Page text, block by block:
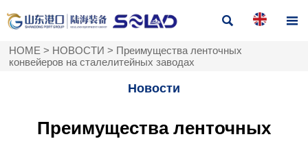
 
HOME > НОВОСТИ > Преимущества ленточных
конвейеров на сталелитейных заводах
Новости
Преимущества ленточных